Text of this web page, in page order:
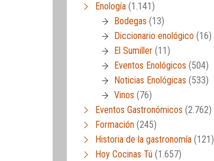
Enología (1.141)
Bodegas (13)
Diccionario enológico (16)
El Sumiller (11)
Eventos Enológicos (504)
Noticias Enológicas (533)
Vinos (76)
Eventos Gastronómicos (2.762)
Formación (245)
Historia de la gastronomía (121)
Hoy Cocinas Tú (1.657)